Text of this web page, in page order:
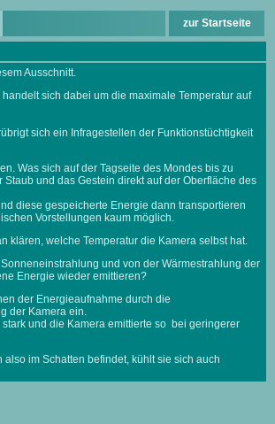
zur Startseite
Ausschnitt.
sich dabei um die maximale Temperatur auf
sich ein Infragestellen der Funktionstüchtigkeit
Was sich auf der Tagseite des Mondes bis zu
und das Gestein direkt auf der Oberfläche des
diese gespeicherte Energie dann transportieren
Vorstellungen kaum möglich.
klären, welche Temperatur die Kamera selbst hat.
und von der Wärmestrahlung der
Energie wieder emittieren?
der Energieaufnahme durch die
der Kamera ein.
und die Kamera emittierte so bei geringerer
im Schatten befindet, kühlt sie sich auch